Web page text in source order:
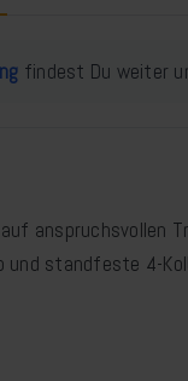
findest Du weiter
anspruchsvollen
und standfeste 4-